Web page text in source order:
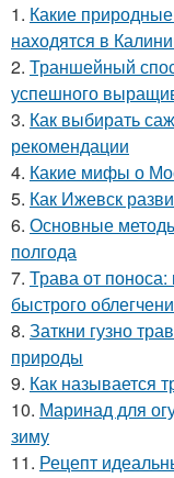
1. Какие
находятся в
2. Траншейный
успешного
3. Как выбирать
рекомендации
4. Какие мифы о
5. Как Ижевск
6. Основные
полгода
7. Трава от поноса:
быстрого
8. Заткни гузно
природы
9. Как называется
10. Маринад для
зиму
11. Рецепт